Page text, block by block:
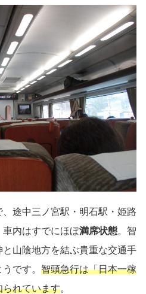
途中三ノ宮駅・明石駅・姫路
内はすでにほぼ満席状態。智
山陰地方を結ぶ貴重な交通手
です。 智頭急行は「日本一稼
られています。